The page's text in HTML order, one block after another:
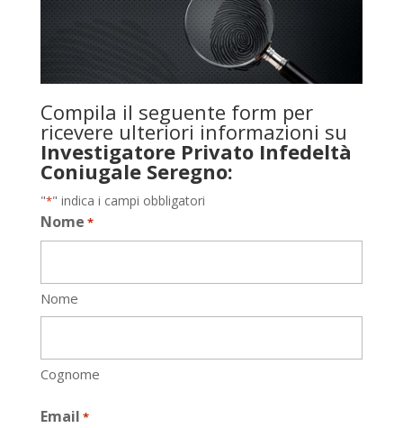
Compila il seguente form per
ricevere ulteriori informazioni su
Investigatore Privato Infedeltà
Coniugale Seregno:
"*" indica i campi obbligatori
Nome *
Nome
Cognome
Email *